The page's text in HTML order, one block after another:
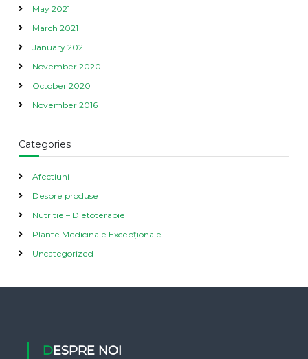
May 2021
March 2021
January 2021
November 2020
October 2020
November 2016
Categories
Afectiuni
Despre produse
Nutritie – Dietoterapie
Plante Medicinale Excepționale
Uncategorized
DESPRE NOI